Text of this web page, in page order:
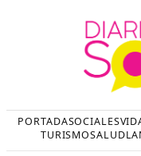
PORTADASOCIALES
TURISMOSALUD